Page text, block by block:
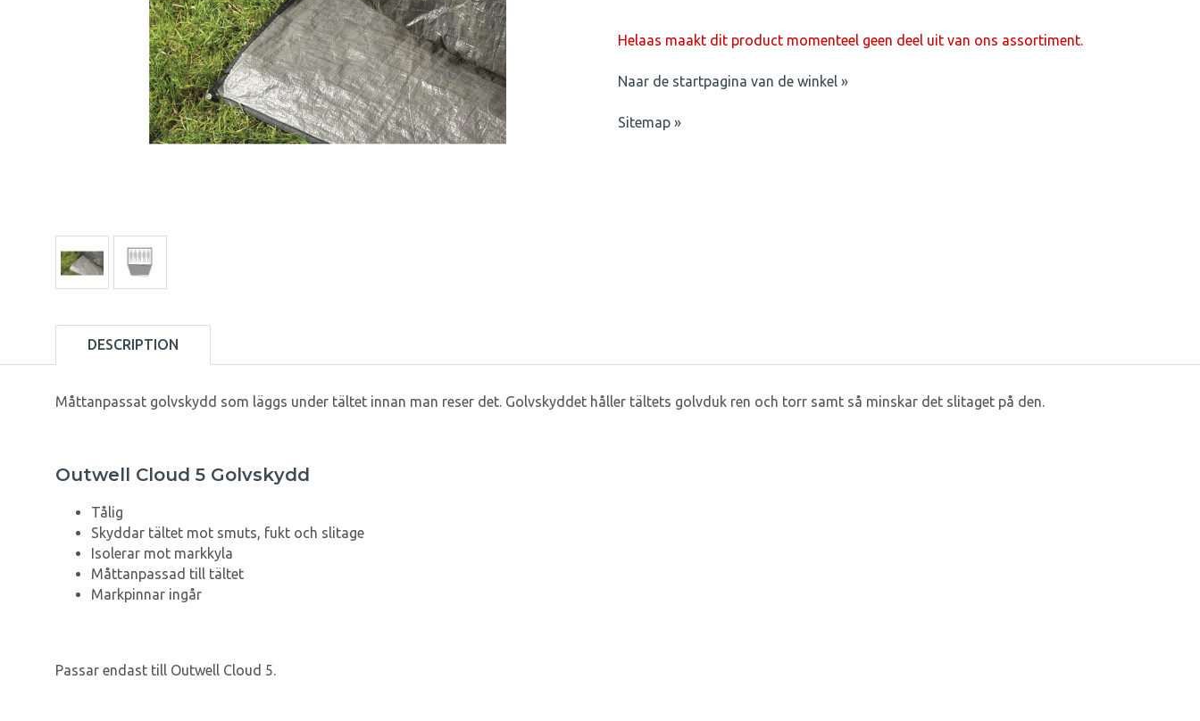
Helaas maakt dit product momenteel geen deel uit van ons assortiment.
Naar de startpagina van de winkel »
Sitemap »
DESCRIPTION
Måttanpassat golvskydd som läggs under tältet innan man reser det. Golvskyddet håller tältets golvduk ren och torr samt så minskar det slitaget på den.
Outwell Cloud 5 Golvskydd
Tålig
Skyddar tältet mot smuts, fukt och slitage
Isolerar mot markkyla
Måttanpassad till tältet
Markpinnar ingår
Passar endast till Outwell Cloud 5.